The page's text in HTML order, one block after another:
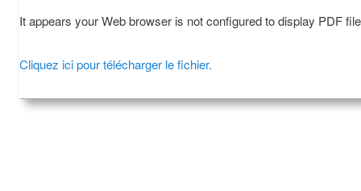
It appears your Web browser is not configured to display PDF
Cliquez ici pour télécharger le fichier.